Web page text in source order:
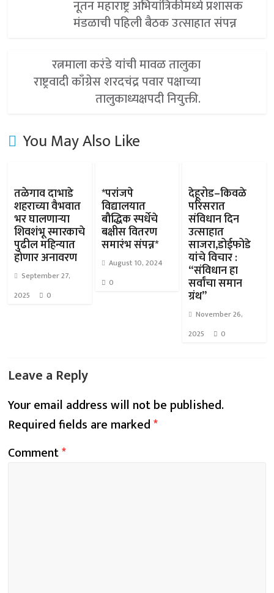
नूतन महाराष्ट्र अभियांत्रिकीमध्ये प्रशासक
मंडळाची पहिली बैठक उत्साहात संपन्न
रत्नमाला करंडे यांची मावळ तालुका
राष्ट्रवादी काँग्रेस शरदचंद्र पवार पक्षाच्या
तालुकाध्यक्षपदी नियुक्ती.
You May Also Like
तळेगाव दाभाडे
शहराच्या वैभवात
भर घालणाऱ्या
शिवशंभू स्मारकाचे
पुढील महिन्यात
होणार अनावरण
September 27,
2025
0
*परांजपे
विद्यालयात
बौद्धिक स्पर्धेचे
बक्षीस वितरण
समारंभ संपन्न*
August 10, 2024
0
देहूरोड–किवळे
परिसरात
संविधान दिन
उत्साहात
साजरा,डोईफोडे
यांचे विचार :
“संविधान हा
सर्वांचा समान
ग्रंथ”
November 26,
2025
0
Leave a Reply
Your email address will not be published.
Required fields are marked*
Comment*